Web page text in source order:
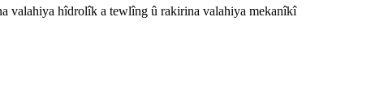
valahiya hîdrolîk a tewlîng û rakirina valahiya mekanîkî